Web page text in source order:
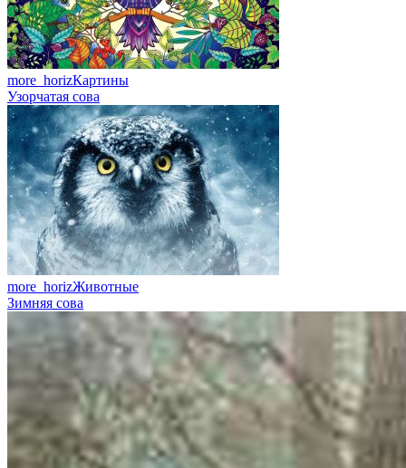
more_horizКартины
Узорчатая сова
more_horizЖивотные
Зимняя сова